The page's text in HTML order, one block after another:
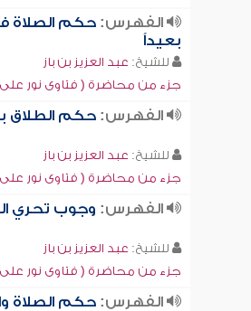
الفهرس:حكم الصلاة
بعيداً
للشيخ: عبد العزيز بن باز
جزء من محاضرة ( فتاوى نور على
الفهرس:حكم الطلاق
للشيخ: عبد العزيز بن باز
جزء من محاضرة ( فتاوى نور على
الفهرس: وجوب تحري
للشيخ: عبد العزيز بن باز
جزء من محاضرة ( فتاوى نور على
الفهرس:حكم الصلاة